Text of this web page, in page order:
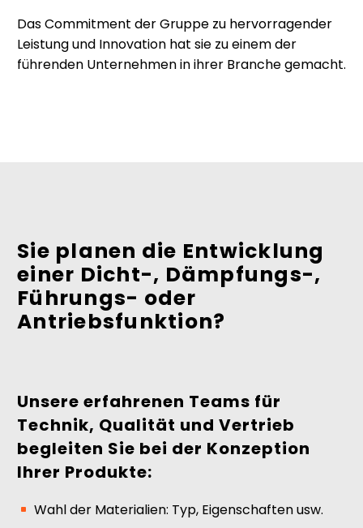
Das Commitment der Gruppe zu hervorragender
Leistung und Innovation hat sie zu einem der
führenden Unternehmen in ihrer Branche gemacht.
Sie planen die Entwicklung
einer Dicht-, Dämpfungs-,
Führungs- oder
Antriebsfunktion?
Unsere erfahrenen Teams für
Technik, Qualität und Vertrieb
begleiten Sie bei der Konzeption
Ihrer Produkte:
Wahl der Materialien: Typ, Eigenschaften usw.